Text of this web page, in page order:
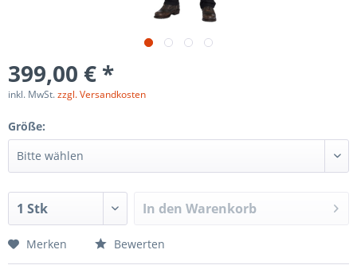
399,00 € *
inkl. MwSt.zzgl. Versandkosten
Größe:
In den Warenkorb
Merken Bewerten